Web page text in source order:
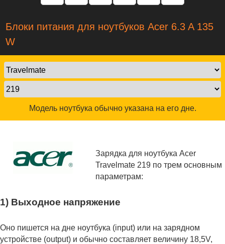
Блоки питания для ноутбуков Acer 6.3 A 135
W
Модель ноутбука обычно указана на его дне.
Зарядка для ноутбука Acer
Travelmate 219 по трем основным
параметрам:
1) Выходное напряжение
Оно пишется на дне ноутбука (input) или на зарядном
устройстве (output) и обычно составляет величину 18,5V,